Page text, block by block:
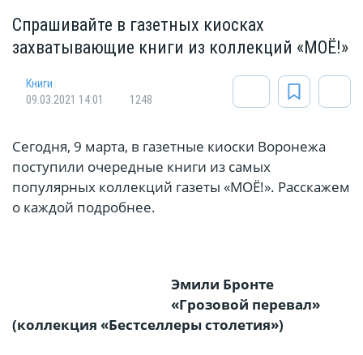
Спрашивайте в газетных киосках
захватывающие книги из коллекций «МОЁ!»
Книги
09.03.2021 14:01
1248
Сегодня, 9 марта, в газетные киоски Воронежа
поступили очередные книги из самых
популярных коллекций газеты «МОЁ!». Расскажем
о каждой подробнее.
Эмили Бронте
«Грозовой перевал»
(коллекция «Бестселлеры столетия»)